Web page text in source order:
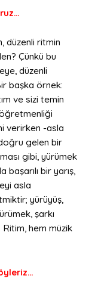
düzenli ritmin
Çünkü bu
düzenli
başka örnek:
ve sizi temin
verirken -asla
gelen bir
gibi, yürümek
bir yarış,
asla
yürüyüş,
şarkı
hem müzik